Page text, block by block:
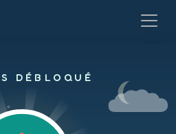
DÉBLOQUÉ